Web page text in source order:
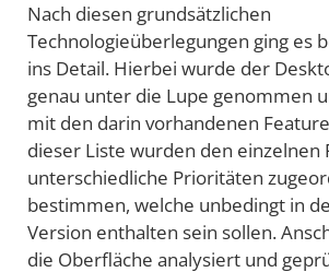
Nach diesen grundsätzlichen
Technologieüberlegungen ging es
ins Detail. Hierbei wurde der
genau unter die Lupe genommen
mit den darin vorhandenen
dieser Liste wurden den einzelnen
unterschiedliche Prioritäten
bestimmen, welche unbedingt in
Version enthalten sein sollen.
die Oberfläche analysiert und